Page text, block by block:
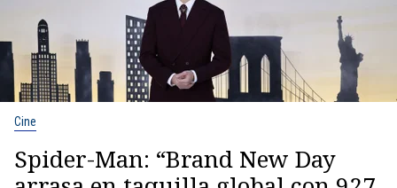
Cine
Spider-Man: “Brand New Day